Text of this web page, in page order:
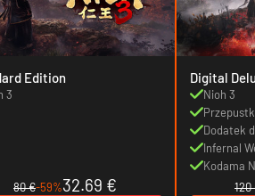
Edition
3
80 €-59%32.69 €
Digital
Nioh 3
Dodatek
„Chijiko
Infernal
Kodama
120